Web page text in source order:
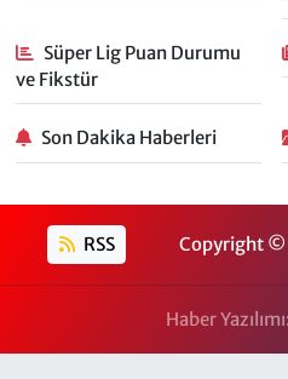
Süper Lig Puan Durumu
ve Fikstür
Son Dakika Haberleri
RSS Copyright ©
Haber